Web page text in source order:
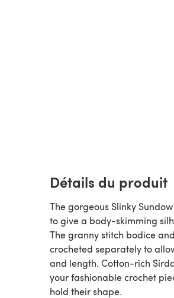
Détails du produit
The gorgeous Slinky
to give a body-skimming
The granny stitch bodice
crocheted separately to
and length. Cotton-rich
your fashionable crochet
hold their shape.